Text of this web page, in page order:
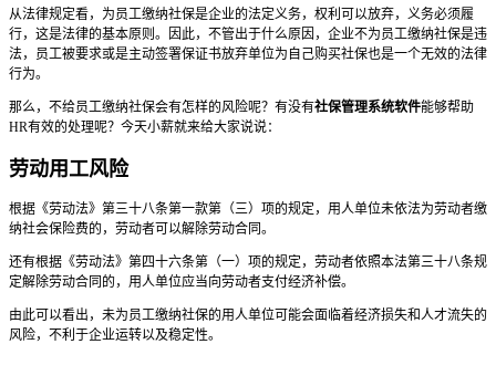
从法律规定看，为员工缴纳社保是企业的法定义务，权利可以放弃，义务必须履
行，这是法律的基本原则。因此，不管出于什么原因，企业不为员工缴纳社保是违
法，员工被要求或是主动签署保证书放弃单位为自己购买社保也是一个无效的法律
行为。
那么，不给员工缴纳社保会有怎样的风险呢？有没有社保管理系统软件能够帮助
HR有效的处理呢？今天小薪就来给大家说说：
劳动用工风险
根据《劳动法》第三十八条第一款第（三）项的规定，用人单位未依法为劳动者缴
纳社会保险费的，劳动者可以解除劳动合同。
还有根据《劳动法》第四十六条第（一）项的规定，劳动者依照本法第三十八条规
定解除劳动合同的，用人单位应当向劳动者支付经济补偿。
由此可以看出，未为员工缴纳社保的用人单位可能会面临着经济损失和人才流失的
风险，不利于企业运转以及稳定性。